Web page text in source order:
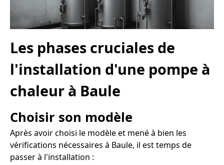
Les phases cruciales de
l'installation d'une pompe à
chaleur à Baule
Choisir son modèle
Après avoir choisi le modèle et mené à bien les
vérifications nécessaires à Baule, il est temps de
passer à l'installation :